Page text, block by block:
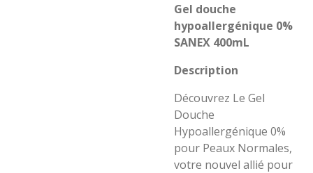
Gel douche
hypoallergénique 0%
SANEX 400mL
Description
Découvrez Le Gel
Douche
Hypoallergénique 0%
pour Peaux Normales,
votre nouvel allié pour